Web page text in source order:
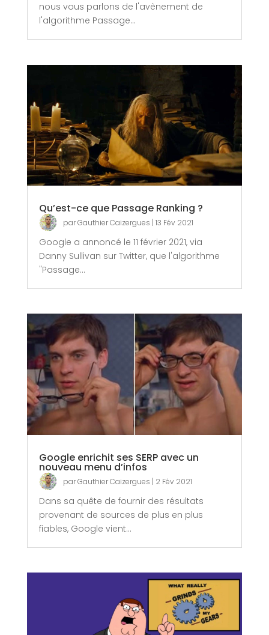
nous vous parlons de l'avènement de
l'algorithme Passage...
Qu’est-ce que Passage Ranking ?
parGauthier Caizergues | 13 Fév 2021
Google a annoncé le 11 février 2021, via
Danny Sullivan sur Twitter, que l'algorithme
"Passage...
Google enrichit ses SERP avec un
nouveau menu d’infos
parGauthier Caizergues | 2 Fév 2021
Dans sa quête de fournir des résultats
provenant de sources de plus en plus
fiables, Google vient...